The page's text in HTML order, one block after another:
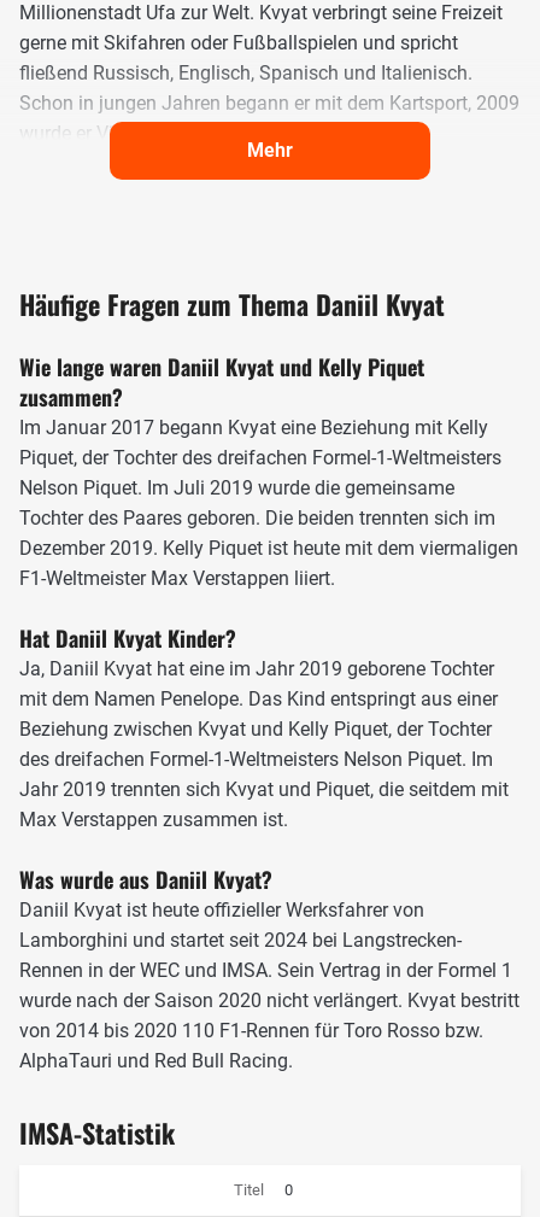
Millionenstadt Ufa zur Welt. Kvyat verbringt seine Freizeit
gerne mit Skifahren oder Fußballspielen und spricht
fließend Russisch, Englisch, Spanisch und Italienisch.
Schon in jungen Jahren begann er mit dem Kartsport, 2009
wurde er Vize-Europameister im Kart.
In der nächsten Saison folgte sein Einstieg in den Formel-
im selben Jahr auch sein Debüt in der europäischen
fuhr. In den folgenden Wintermonaten startete Kvyat in der
Toyota-Racing-Series und fuhr einen Sieg sowie fünf
Podiumsplatzierungen ein.
Nachdem er bereits zum Ende der Saison 2010 zwei
Rennen im Formula Renault 2.0 Eurocup für das Koiranen-
Bros.-Motorsport-Team bestritten hatte, wechselte Kvyat
2011 zusammen mit seinem Red-Bull-Junior-Kollegen
Carlos Sainz Junior fix zum Rennstall und bestritt sowohl
den Eurocup, wo er hinter Sainz Vizemeister wurde, als
auch den Formula Renault 2.0 Northern European Cup, wo
er sich Robin Frijns und erneut Sainz geschlagen geben
2012 sollte Kvyat seinen Durchbruch in der Formel Renault
schaffen. Er gewann in der Formula Renault Alpine Series
die Meisterschaft und landete im Eurocup auf Rang zwei,
Leistungen sicherten ihm den Verbleib im Red-Bull-Junior-
Team und den Aufstieg in die GP3-Serie.
Parallel zur GP3 bestritt er auch einzelne Rennen in der
europäischen Formel 3, in denen er fünf Pole Positions,
sieben Podestplätze und einen Sieg in Zandvoort errang. In
der GP3-Saison 2013 schaffte er bereits im fünften Rennen
von Facu Regalia im Kampf um den Titel. Beim
Mehr
Häufige Fragen zum Thema Daniil Kvyat
Wie lange waren Daniil Kvyat und Kelly Piquet
zusammen?
Im Januar 2017 begann Kvyat eine Beziehung mit Kelly
Piquet, der Tochter des dreifachen Formel-1-Weltmeisters
Nelson Piquet. Im Juli 2019 wurde die gemeinsame
Tochter des Paares geboren. Die beiden trennten sich im
Dezember 2019. Kelly Piquet ist heute mit dem viermaligen
F1-Weltmeister Max Verstappen liiert.
Hat Daniil Kvyat Kinder?
Ja, Daniil Kvyat hat eine im Jahr 2019 geborene Tochter
mit dem Namen Penelope. Das Kind entspringt aus einer
Beziehung zwischen Kvyat und Kelly Piquet, der Tochter
des dreifachen Formel-1-Weltmeisters Nelson Piquet. Im
Jahr 2019 trennten sich Kvyat und Piquet, die seitdem mit
Max Verstappen zusammen ist.
Was wurde aus Daniil Kvyat?
Daniil Kvyat ist heute offizieller Werksfahrer von
Lamborghini und startet seit 2024 bei Langstrecken-
Rennen in der WEC und IMSA. Sein Vertrag in der Formel 1
wurde nach der Saison 2020 nicht verlängert. Kvyat bestritt
von 2014 bis 2020 110 F1-Rennen für Toro Rosso bzw.
AlphaTauri und Red Bull Racing.
IMSA-Statistik
Titel 0